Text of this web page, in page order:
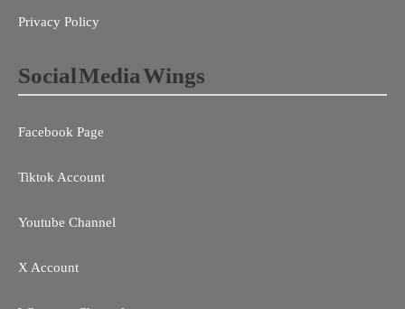
Privacy Policy
Social Media Wings
Facebook Page
Tiktok Account
Youtube Channel
X Account